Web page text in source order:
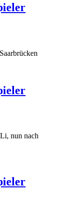
nun nach